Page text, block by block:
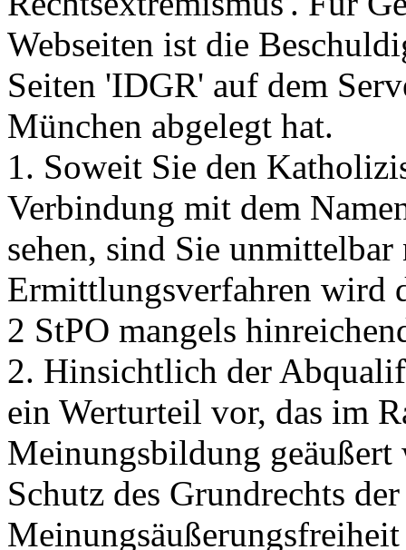
Webseiten ist die
Seiten 'IDGR' auf dem
München abgelegt hat.
1. Soweit Sie den
Verbindung mit dem
sehen, sind Sie
Ermittlungsverfahren wird
2 StPO mangels
2. Hinsichtlich der
ein Werturteil vor, das im
Meinungsbildung
Schutz des Grundrechts